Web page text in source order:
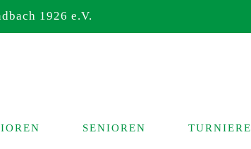
1926 e.V.
SENIOREN TURNIERE